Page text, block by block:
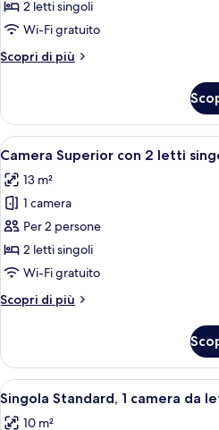
Camera
Standard
2
2
letti
singoli
2 letti singoli
Wi-Fi gratuito
Scopri di più
Altri
Standard
con
2
singoli,
2
letti
singoli
Apri
tutte
le
foto
per
Camera
Superior
2
2
letti
singoli
5
Camera Superior con 2 letti
13 m²
1 camera
Per 2 persone
2 letti singoli
Wi-Fi gratuito
Scopri di più
Altri
Superior
con
2
letti
Apri
tutte
6
Singola Standard, 1 camera da
10 m²